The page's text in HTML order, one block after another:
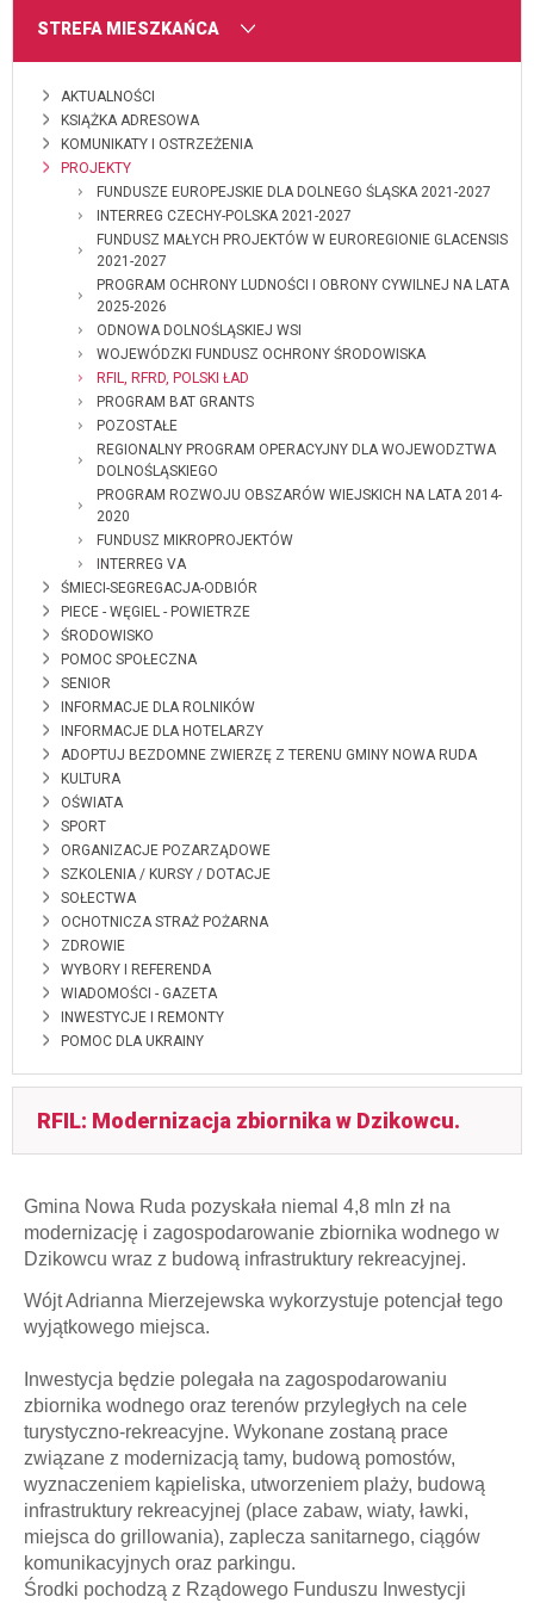
MENU
STREFA MIESZKAŃCA
AKTUALNOŚCI
KSIĄŻKA ADRESOWA
KOMUNIKATY I OSTRZEŻENIA
PROJEKTY
FUNDUSZE EUROPEJSKIE DLA DOLNEGO ŚLĄSKA 2021-2027
INTERREG CZECHY-POLSKA 2021-2027
FUNDUSZ MAŁYCH PROJEKTÓW W EUROREGIONIE GLACENSIS
2021-2027
PROGRAM OCHRONY LUDNOŚCI I OBRONY CYWILNEJ NA LATA
2025-2026
ODNOWA DOLNOŚLĄSKIEJ WSI
WOJEWÓDZKI FUNDUSZ OCHRONY ŚRODOWISKA
RFIL, RFRD, POLSKI ŁAD
PROGRAM BAT GRANTS
POZOSTAŁE
REGIONALNY PROGRAM OPERACYJNY DLA WOJEWODZTWA
DOLNOŚLĄSKIEGO
PROGRAM ROZWOJU OBSZARÓW WIEJSKICH NA LATA 2014-
2020
FUNDUSZ MIKROPROJEKTÓW
INTERREG VA
ŚMIECI-SEGREGACJA-ODBIÓR
PIECE - WĘGIEL - POWIETRZE
ŚRODOWISKO
POMOC SPOŁECZNA
SENIOR
INFORMACJE DLA ROLNIKÓW
INFORMACJE DLA HOTELARZY
ADOPTUJ BEZDOMNE ZWIERZĘ Z TERENU GMINY NOWA RUDA
KULTURA
OŚWIATA
SPORT
ORGANIZACJE POZARZĄDOWE
SZKOLENIA / KURSY / DOTACJE
SOŁECTWA
OCHOTNICZA STRAŻ POŻARNA
ZDROWIE
WYBORY I REFERENDA
WIADOMOŚCI - GAZETA
INWESTYCJE I REMONTY
POMOC DLA UKRAINY
RFIL: Modernizacja zbiornika w Dzikowcu.
Gmina Nowa Ruda pozyskała niemal 4,8 mln zł na
modernizację i zagospodarowanie zbiornika wodnego w
Dzikowcu wraz z budową infrastruktury rekreacyjnej.
Wójt Adrianna Mierzejewska wykorzystuje potencjał tego
wyjątkowego miejsca.
Inwestycja będzie polegała na zagospodarowaniu
zbiornika wodnego oraz terenów przyległych na cele
turystyczno-rekreacyjne. Wykonane zostaną prace
związane z modernizacją tamy, budową pomostów,
wyznaczeniem kąpieliska, utworzeniem plaży, budową
infrastruktury rekreacyjnej (place zabaw, wiaty, ławki,
miejsca do grillowania), zaplecza sanitarnego, ciągów
komunikacyjnych oraz parkingu.
Środki pochodzą z Rządowego Funduszu Inwestycji